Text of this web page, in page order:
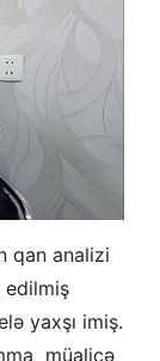
qan analizi
edilmiş
yaxşı imiş.
müalicə